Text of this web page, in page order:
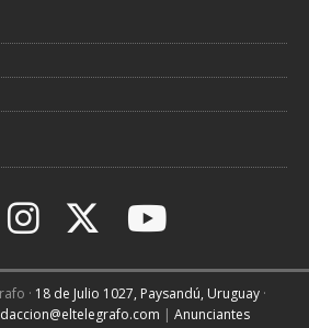
· 18 de Julio 1027, Paysandú, Uruguay·
| Anunciantes